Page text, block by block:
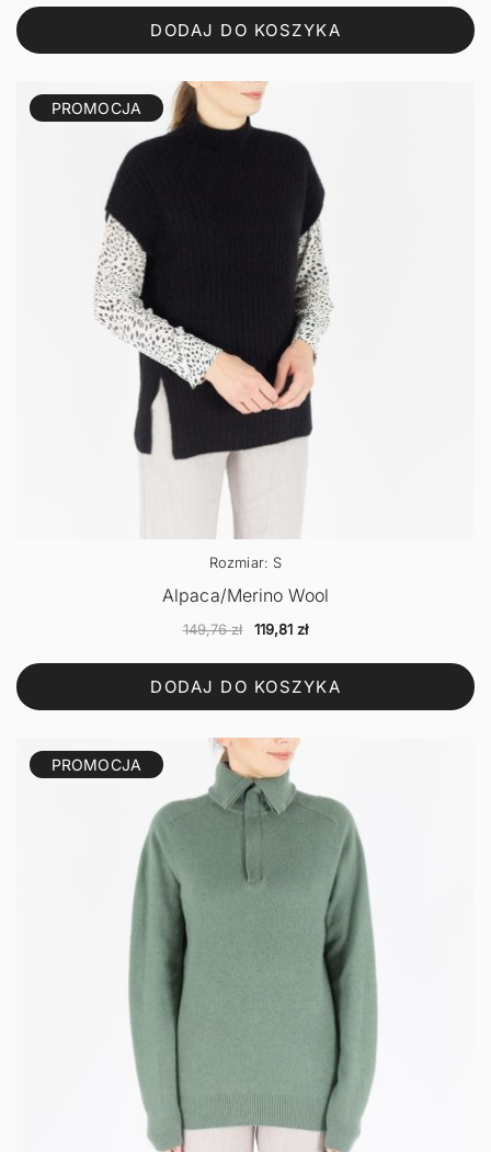
wynosiła:
210,00 zł.
wynosi:
168,00 zł.
DODAJ DO KOSZYKA
PROMOCJA
Rozmiar: S
Alpaca/Merino Wool
149,76zł
Pierwotna
wynosiła:
149,76 zł.
119,81 złAktualna
wynosi:
119,81 zł.
DODAJ DO KOSZYKA
PROMOCJA